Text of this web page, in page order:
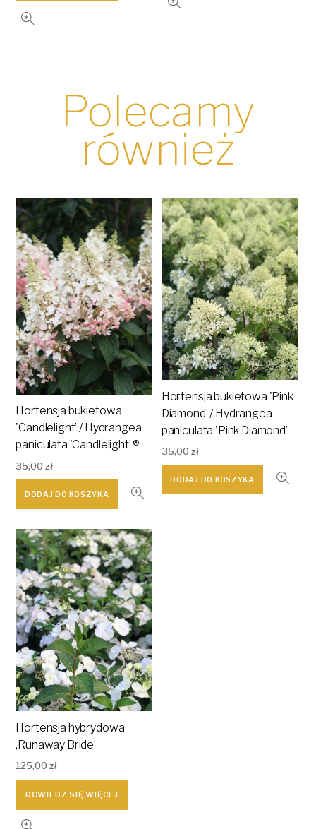
Polecamy
również
Hortensja bukietowa
'Candlelight’ / Hydrangea
paniculata 'Candlelight’ ®
35,00zł
DODAJ DO KOSZYKA
Hortensja bukietowa 'Pink
Diamond’ / Hydrangea
paniculata 'Pink Diamond’
35,00 zł
DODAJ DO KOSZYKA
Hortensja hybrydowa
,Runaway Bride’
125,00zł
DOWIEDZ SIĘ WIĘCEJ